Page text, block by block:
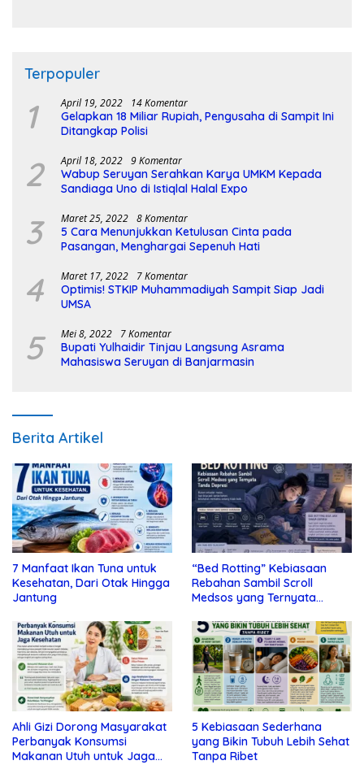
Terpopuler
1 April 19, 2022 14 Komentar
Gelapkan 18 Miliar Rupiah, Pengusaha di Sampit Ini
Ditangkap Polisi
2 April 18, 2022 9 Komentar
Wabup Seruyan Serahkan Karya UMKM Kepada
Sandiaga Uno di Istiqlal Halal Expo
3 Maret 25, 2022 8 Komentar
5 Cara Menunjukkan Ketulusan Cinta pada
Pasangan, Menghargai Sepenuh Hati
4 Maret 17, 2022 7 Komentar
Optimis! STKIP Muhammadiyah Sampit Siap Jadi
UMSA
5 Mei 8, 2022 7 Komentar
Bupati Yulhaidir Tinjau Langsung Asrama
Mahasiswa Seruyan di Banjarmasin
Berita Artikel
7 Manfaat Ikan Tuna untuk
Kesehatan, Dari Otak Hingga
Jantung
“Bed Rotting” Kebiasaan
Rebahan Sambil Scroll
Medsos yang Ternyata
Ahli Gizi Dorong Masyarakat
Perbanyak Konsumsi
Makanan Utuh untuk Jaga
5 Kebiasaan Sederhana
yang Bikin Tubuh Lebih Sehat
Tanpa Ribet